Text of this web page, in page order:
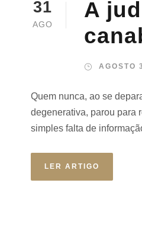
31
AGO
A
AGOSTO
Quem nunca, ao se
degenerativa, parou para
simples falta de
LER ARTIGO